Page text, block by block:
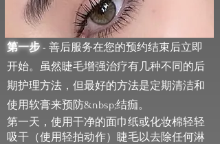
第一步 - 善后服务在您的预约结束后立即
开始。虽然睫毛增强治疗有几种不同的后
期护理方法，但最好的方法是定期清洁和
使用软膏来预防&nbsp;结痂。
第一天，使用干净的面巾纸或化妆棉轻轻
吸干（使用轻拍动作）睫毛以去除任何淋